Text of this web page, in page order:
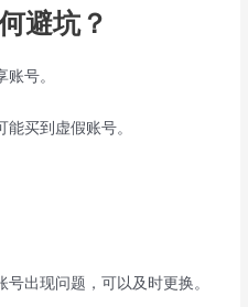
避坑？
号。
买到虚假账号。
出现问题，可以及时更换。